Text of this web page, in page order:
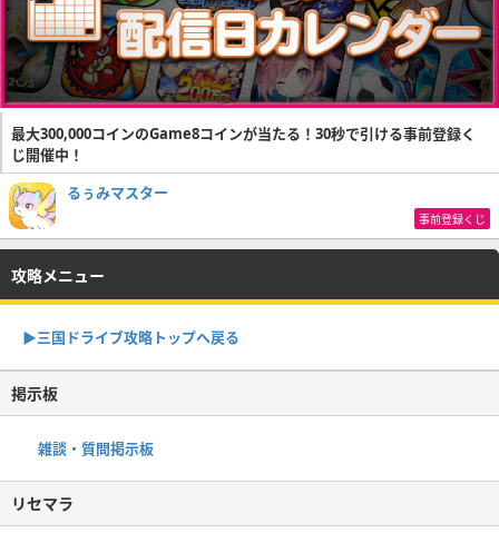
最大300,000コインのGame8コインが当たる！30秒で引ける事前登録く
じ開催中！
るぅみマスター
事前登録くじ
攻略メニュー
▶︎三国ドライブ攻略トップへ戻る
掲示板
雑談・質問掲示板
リセマラ